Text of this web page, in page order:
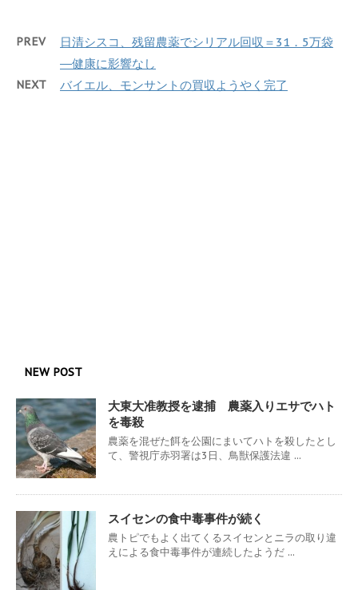
PREV
日清シスコ、残留農薬でシリアル回収＝31．5万袋
―健康に影響なし
NEXT バイエル、モンサントの買収ようやく完了
NEW POST
大東大准教授を逮捕 農薬入りエサでハト
を毒殺
農薬を混ぜた餌を公園にまいてハトを殺したとし
て、警視庁赤羽署は3日、鳥獣保護法違 ...
スイセンの食中毒事件が続く
農トピでもよく出てくるスイセンとニラの取り違
えによる食中毒事件が連続したようだ ...